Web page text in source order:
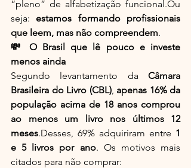
“pleno” de alfabetização funcional.Ou
seja: estamos formando profissionais
que leem, mas não compreendem.
💸 O Brasil que lê pouco e investe
menos ainda
Segundo levantamento da Câmara
Brasileira do Livro (CBL), apenas 16% da
população acima de 18 anos comprou
ao menos um livro nos últimos 12
meses.Desses, 69% adquiriram entre 1
e 5 livros por ano. Os motivos mais
citados para não comprar: